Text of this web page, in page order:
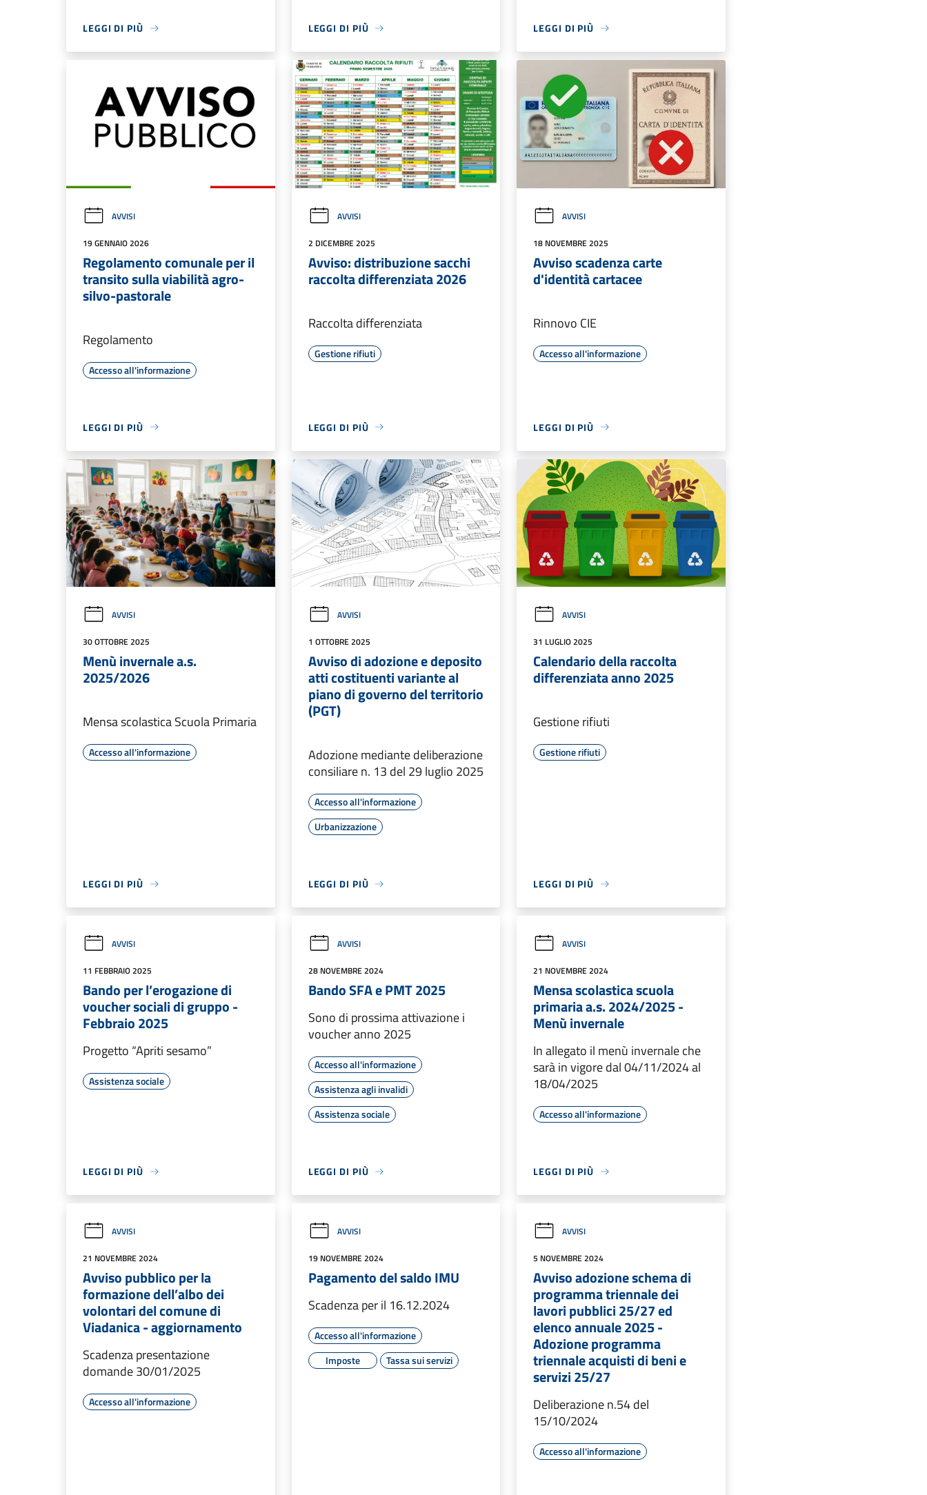
LEGGI DI PIÙ LEGGI DI PIÙ LEGGI DI PIÙ
AVVISI
19 GENNAIO 2026
Regolamento comunale per il
transito sulla viabilità agro-
silvo-pastorale
Regolamento
Accesso all'informazione
LEGGI DI PIÙ
AVVISI
2 DICEMBRE 2025
Avviso: distribuzione sacchi
raccolta differenziata 2026
Raccolta differenziata
Gestione rifiuti
LEGGI DI PIÙ
AVVISI
18 NOVEMBRE 2025
Avviso scadenza carte
d'identità cartacee
Rinnovo CIE
Accesso all'informazione
LEGGI DI PIÙ
AVVISI
30 OTTOBRE 2025
Menù invernale a.s.
2025/2026
Mensa scolastica Scuola Primaria
Accesso all'informazione
LEGGI DI PIÙ
AVVISI
1 OTTOBRE 2025
Avviso di adozione e deposito
atti costituenti variante al
piano di governo del territorio
(PGT)
Adozione mediante deliberazione
consiliare n. 13 del 29 luglio 2025
Accesso all'informazione
Urbanizzazione
LEGGI DI PIÙ
AVVISI
31 LUGLIO 2025
Calendario della raccolta
differenziata anno 2025
Gestione rifiuti
Gestione rifiuti
LEGGI DI PIÙ
AVVISI
11 FEBBRAIO 2025
Bando per l’erogazione di
voucher sociali di gruppo -
Febbraio 2025
Progetto “Apriti sesamo”
Assistenza sociale
LEGGI DI PIÙ
AVVISI
28 NOVEMBRE 2024
Bando SFA e PMT 2025
Sono di prossima attivazione i
voucher anno 2025
Accesso all'informazione
Assistenza agli invalidi
Assistenza sociale
LEGGI DI PIÙ
AVVISI
21 NOVEMBRE 2024
Mensa scolastica scuola
primaria a.s. 2024/2025 -
Menù invernale
In allegato il menù invernale che
sarà in vigore dal 04/11/2024 al
18/04/2025
Accesso all'informazione
LEGGI DI PIÙ
AVVISI
21 NOVEMBRE 2024
Avviso pubblico per la
formazione dell’albo dei
volontari del comune di
Viadanica - aggiornamento
Scadenza presentazione
domande 30/01/2025
Accesso all'informazione
AVVISI
19 NOVEMBRE 2024
Pagamento del saldo IMU
Scadenza per il 16.12.2024
Accesso all'informazione
Imposte
Tassa sui servizi
AVVISI
5 NOVEMBRE 2024
Avviso adozione schema di
programma triennale dei
lavori pubblici 25/27 ed
elenco annuale 2025 -
Adozione programma
triennale acquisti di beni e
servizi 25/27
Deliberazione n.54 del
15/10/2024
Accesso all'informazione